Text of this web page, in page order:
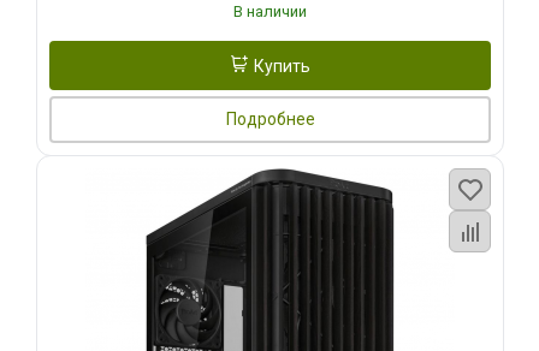
В наличии
Купить
Подробнее